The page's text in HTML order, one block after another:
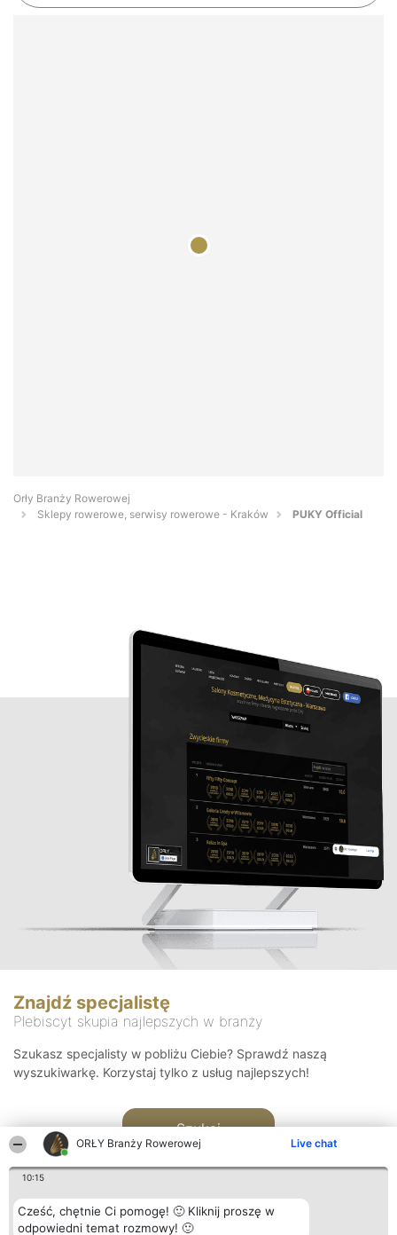
ORŁY Branży Rowerowej Live chat
10:15
Cześć, chętnie Ci pomogę! 🙂 Kliknij proszę w
odpowiedni temat rozmowy! 🙂
Orły Branży Rowerowej
Sklepy rowerowe, serwisy rowerowe - Kraków
PUKY Official
Znajdź specjalistę
Plebiscyt skupia najlepszych w branży
Szukasz specjalisty w pobliżu Ciebie? Sprawdź naszą
wyszukiwarkę. Korzystaj tylko z usług najlepszych!
Szukaj